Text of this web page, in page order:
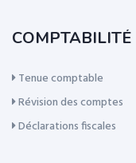
COMPTABILITÉ
Tenue comptable
Révision des comptes
Déclarations fiscales